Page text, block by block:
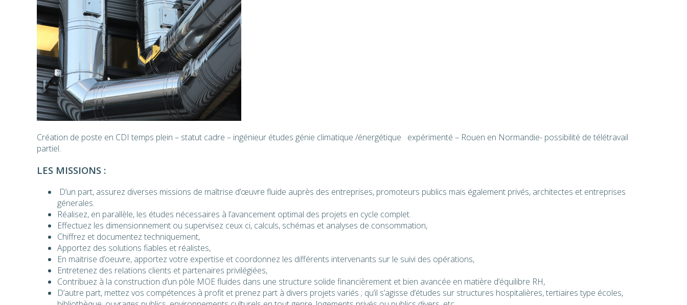
Création de poste en CDI temps plein – statut cadre – ingénieur études génie climatique /énergétique expérimenté – Rouen en Normandie- possibilité de télétravail
partiel.
LES MISSIONS :
D’un part, assurez diverses missions de maîtrise d’œuvre fluide auprès des entreprises, promoteurs publics mais également privés, architectes et entreprises
génerales.
Réalisez, en parallèle, les études nécessaires à l’avancement optimal des projets en cycle complet.
Effectuez les dimensionnement ou supervisez ceux ci, calculs, schémas et analyses de consommation,
Chiffrez et documentez techniquement,
Apportez des solutions fiables et réalistes,
En maitrise d’oeuvre, apportez votre expertise et coordonnez les différents intervenants sur le suivi des opérations,
Entretenez des relations clients et partenaires privilégiées,
Contribuez à la construction d’un pôle MOE fluides dans une structure solide financièrement et bien avancée en matière d’équilibre RH,
D’autre part, mettez vos compétences à profit et prenez part à divers projets variés ; qu’il s’agisse d’études sur structures hospitalières, tertiaires type écoles,